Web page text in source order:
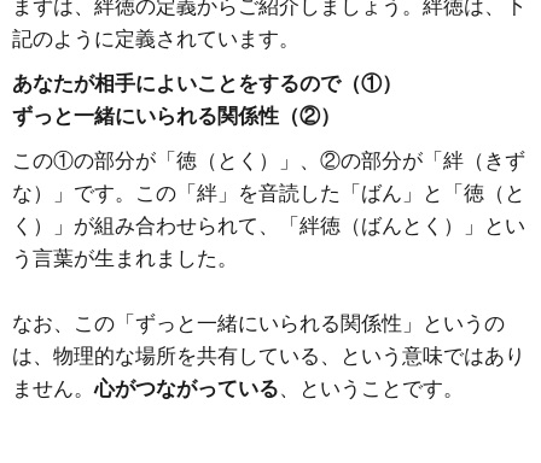
まずは、絆徳の定義からご紹介しましょう。絆徳は、下
記のように定義されています。
あなたが相手によいことをするので（①）
ずっと一緒にいられる関係性（②）
この①の部分が「徳（とく）」、②の部分が「絆（きず
な）」です。この「絆」を音読した「ばん」と「徳（と
く）」が組み合わせられて、「絆徳（ばんとく）」とい
う言葉が生まれました。
なお、この「ずっと一緒にいられる関係性」というの
は、物理的な場所を共有している、という意味ではあり
ません。心がつながっている、ということです。